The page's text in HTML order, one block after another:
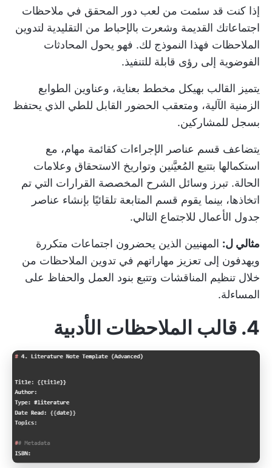
إذا كنت قد سئمت من لعب دور المحقق في ملاحظات
اجتماعاتك القديمة وشعرت بالإحباط من التقليدية لتدوين
الملاحظات فهذا النموذج لك. فهو يحول المحادثات
الفوضوية إلى رؤى قابلة للتنفيذ.
يتميز القالب بهيكل مخطط بعناية، وعناوين الطوابع
الزمنية الآلية، ومتعقب الحضور القابل للطي الذي يحتفظ
بسجل للمشاركين.
يتضاعف قسم عناصر الإجراءات كقائمة مهام، مع
استكمالها بتتبع المُعيَّنين وتواريخ الاستحقاق وعلامات
الحالة. تبرز وسائل الشرح المخصصة القرارات التي تم
اتخاذها، بينما يقوم قسم المتابعة تلقائيًا بإنشاء عناصر
جدول الأعمال للاجتماع التالي.
مثالي ل: المهنيين الذين يحضرون اجتماعات متكررة
ويهدفون إلى تعزيز مهاراتهم في تدوين الملاحظات من
خلال تنظيم المناقشات وتتبع بنود العمل والحفاظ على
المساءلة.
4. قالب الملاحظات الأدبية